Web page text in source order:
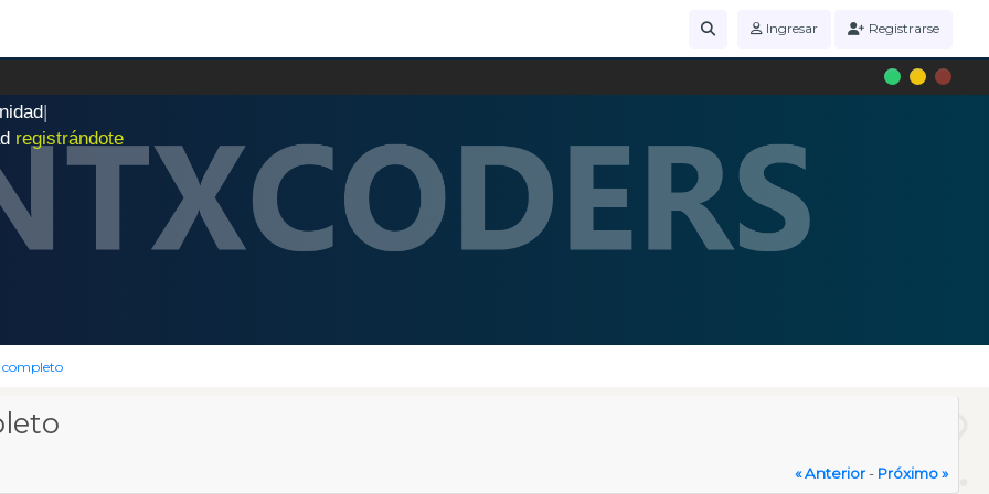
Ingresar Registrarse
nidad|
registrándote
completo
« Anterior- Próximo »